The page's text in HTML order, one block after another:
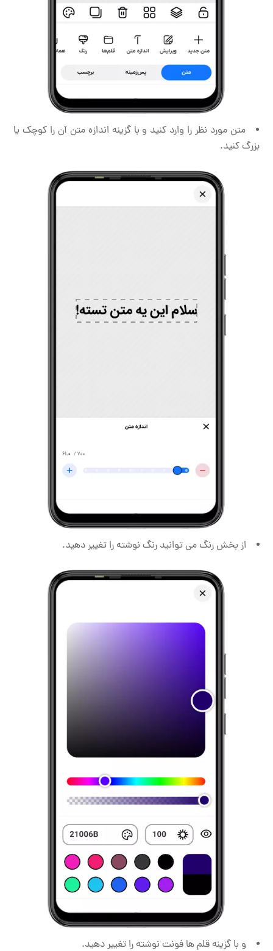
متن مورد نظر را وارد کنید و با گزینه اندازه متن آن را کوچک یا
بزرگ کنید.
از بخش رنگ می توانید رنگ نوشته را تغییر دهید.
و با گزینه قلم ها فونت نوشته را تغییر دهید.